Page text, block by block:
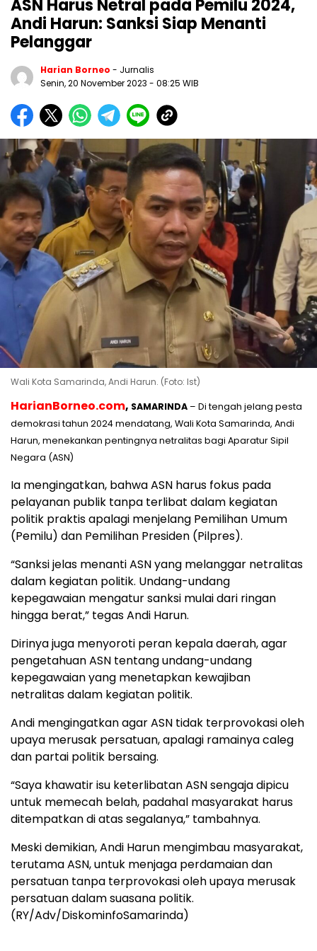
ASN Harus Netral pada Pemilu 2024,
Andi Harun: Sanksi Siap Menanti
Pelanggar
Harian Borneo - Jurnalis
Senin, 20 November 2023 - 08:25 WIB
Wali Kota Samarinda, Andi Harun. (Foto: Ist)
HarianBorneo.com, SAMARINDA – Di tengah jelang pesta
demokrasi tahun 2024 mendatang, Wali Kota Samarinda, Andi
Harun, menekankan pentingnya netralitas bagi Aparatur Sipil
Negara (ASN)
Ia mengingatkan, bahwa ASN harus fokus pada
pelayanan publik tanpa terlibat dalam kegiatan
politik praktis apalagi menjelang Pemilihan Umum
(Pemilu) dan Pemilihan Presiden (Pilpres).
“Sanksi jelas menanti ASN yang melanggar netralitas
dalam kegiatan politik. Undang-undang
kepegawaian mengatur sanksi mulai dari ringan
hingga berat,” tegas Andi Harun.
Dirinya juga menyoroti peran kepala daerah, agar
pengetahuan ASN tentang undang-undang
kepegawaian yang menetapkan kewajiban
netralitas dalam kegiatan politik.
Andi mengingatkan agar ASN tidak terprovokasi oleh
upaya merusak persatuan, apalagi ramainya caleg
dan partai politik bersaing.
“Saya khawatir isu keterlibatan ASN sengaja dipicu
untuk memecah belah, padahal masyarakat harus
ditempatkan di atas segalanya,” tambahnya.
Meski demikian, Andi Harun mengimbau masyarakat,
terutama ASN, untuk menjaga perdamaian dan
persatuan tanpa terprovokasi oleh upaya merusak
persatuan dalam suasana politik.
(RY/Adv/DiskominfoSamarinda)